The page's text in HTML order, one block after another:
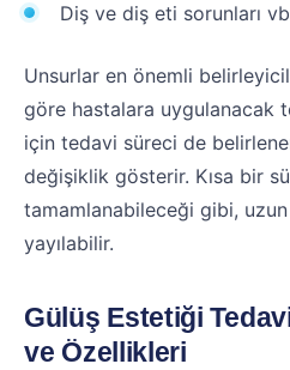
Diş ve diş eti sorunları
Unsurlar en önemli
göre hastalara uygulanacak
için tedavi süreci de
değişiklik gösterir. Kısa bir
tamamlanabileceği gibi,
yayılabilir.
Gülüş Estetiği
ve Özellikleri